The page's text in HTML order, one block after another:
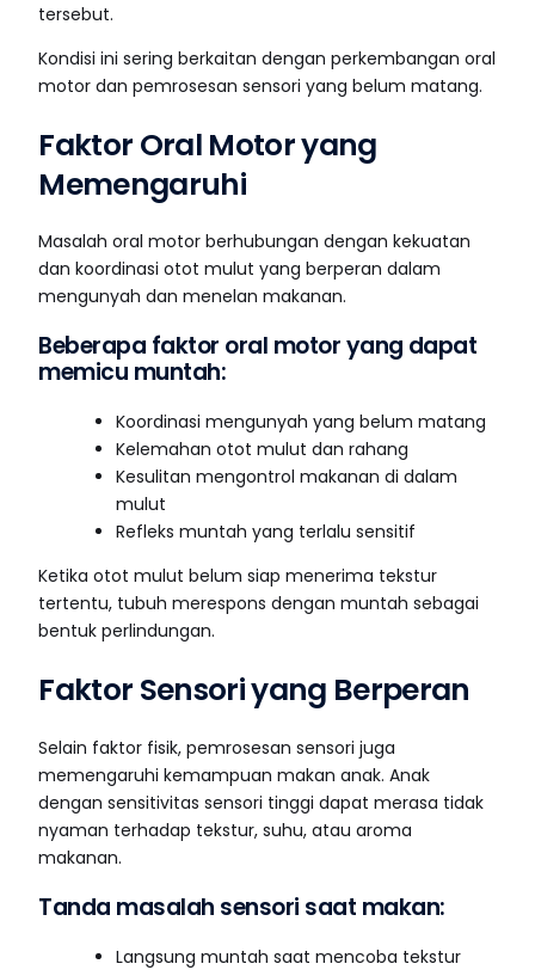
tersebut.
Kondisi ini sering berkaitan dengan perkembangan oral
motor dan pemrosesan sensori yang belum matang.
Faktor Oral Motor yang
Memengaruhi
Masalah oral motor berhubungan dengan kekuatan
dan koordinasi otot mulut yang berperan dalam
mengunyah dan menelan makanan.
Beberapa faktor oral motor yang dapat
memicu muntah:
Koordinasi mengunyah yang belum matang
Kelemahan otot mulut dan rahang
Kesulitan mengontrol makanan di dalam
mulut
Refleks muntah yang terlalu sensitif
Ketika otot mulut belum siap menerima tekstur
tertentu, tubuh merespons dengan muntah sebagai
bentuk perlindungan.
Faktor Sensori yang Berperan
Selain faktor fisik, pemrosesan sensori juga
memengaruhi kemampuan makan anak. Anak
dengan sensitivitas sensori tinggi dapat merasa tidak
nyaman terhadap tekstur, suhu, atau aroma
makanan.
Tanda masalah sensori saat makan:
Langsung muntah saat mencoba tekstur